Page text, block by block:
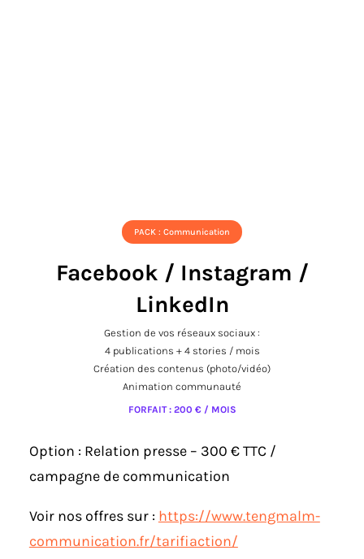
PACK : Communication
Facebook / Instagram /
LinkedIn
Gestion de vos réseaux sociaux :
4 publications + 4 stories / mois
Création des contenus (photo/vidéo)
Animation communauté
FORFAIT : 200 € / MOIS
Option : Relation presse – 300 € TTC /
campagne de communication
Voir nos offres sur : https://www.tengmalm-
communication.fr/tarifiaction/